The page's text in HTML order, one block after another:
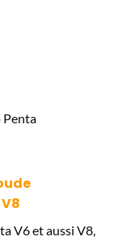
V6 et aussi V8,